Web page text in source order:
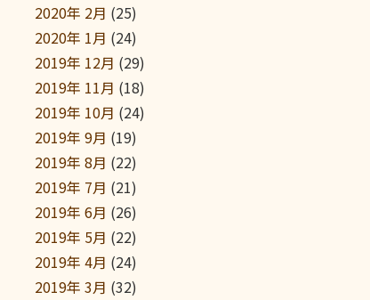
2020年 2月 (25)
2020年 1月 (24)
2019年 12月 (29)
2019年 11月 (18)
2019年 10月 (24)
2019年 9月 (19)
2019年 8月 (22)
2019年 7月 (21)
2019年 6月 (26)
2019年 5月 (22)
2019年 4月 (24)
2019年 3月 (32)